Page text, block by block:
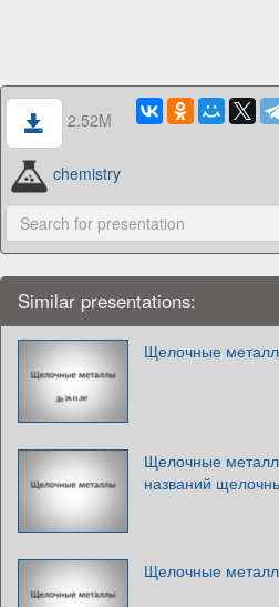
2.52M
chemistry
Similar presentations:
Щелочные
Щелочные
названий
Щелочные